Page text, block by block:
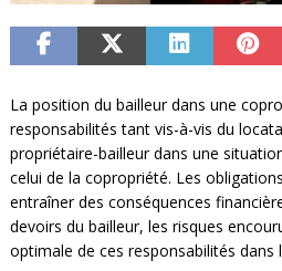
La position du bailleur dans une
responsabilités tant vis-à-vis du
propriétaire-bailleur dans une
celui de la copropriété. Les
entraîner des conséquences
devoirs du bailleur, les risques
optimale de ces responsabilités